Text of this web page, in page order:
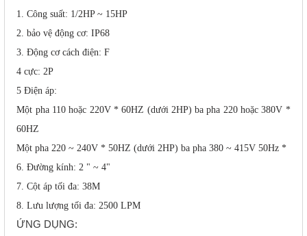
1. Công suất: 1/2HP ~ 15HP
2. bảo vệ động cơ: IP68
3. Động cơ cách điện: F
4 cực: 2P
5 Điện áp:
Một pha 110 hoặc 220V * 60HZ (dưới 2HP) ba pha 220 hoặc 380V *
60HZ
Một pha 220 ~ 240V * 50HZ (dưới 2HP) ba pha 380 ~ 415V 50Hz *
6. Đường kính: 2 " ~ 4"
7. Cột áp tối đa: 38M
8. Lưu lượng tối đa: 2500 LPM
ỨNG DỤNG: